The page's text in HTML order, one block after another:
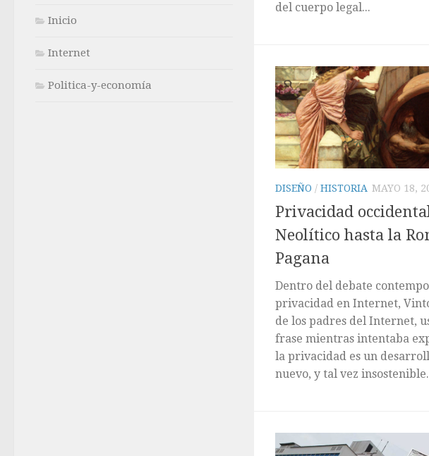
del cuerpo legal...
DISEÑO / HISTORIA MAYO 18,
Privacidad
Neolítico hasta la
Pagana
Dentro del debate
privacidad en Internet,
de los padres del Internet,
frase mientras intentaba
la privacidad es un
nuevo, y tal vez
Inicio
Internet
Politica-y-economía